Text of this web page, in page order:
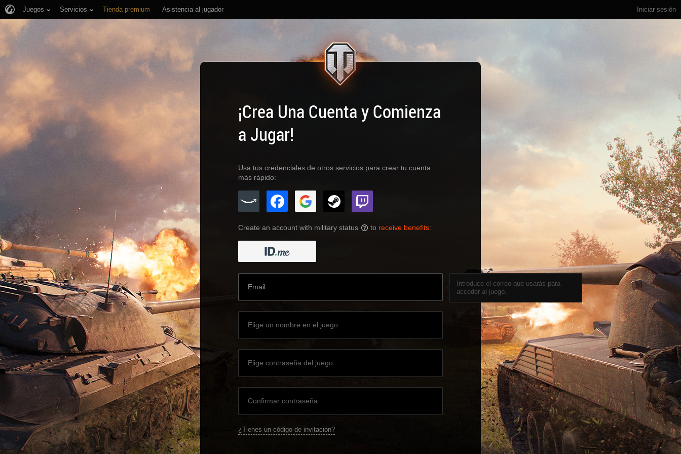
Iniciar sesión
Juegos Servicios Tienda premium Asistencia al jugador
¡Crea Una Cuenta y Comienza
a Jugar!
Usa tus credenciales de otros servicios para crear tu cuenta
más rápido:
Create an account with military status ? to receive benefits:
Introduce el correo que usarás para
acceder al juego.
¿Tienes un código de invitación?